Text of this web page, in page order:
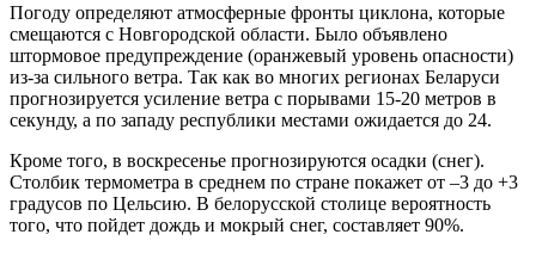
Погоду определяют атмосферные фронты циклона, которые
смещаются с Новгородской области. Было объявлено
штормовое предупреждение (оранжевый уровень опасности)
из-за сильного ветра. Так как во многих регионах Беларуси
прогнозируется усиление ветра с порывами 15-20 метров в
секунду, а по западу республики местами ожидается до 24.
Кроме того, в воскресенье прогнозируются осадки (снег).
Столбик термометра в среднем по стране покажет от –3 до +3
градусов по Цельсию. В белорусской столице вероятность
того, что пойдет дождь и мокрый снег, составляет 90%.